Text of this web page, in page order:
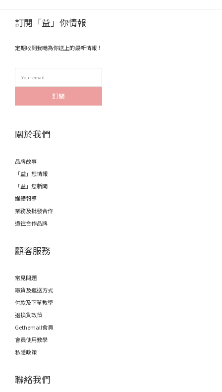
訂閱「益」你情報
定期收到我哋為你送上的最新情報！
訂閱
關於我們
品牌故事
「益」您情報
「益」您新聞
媒體報導
業務及批發合作
過往合作品牌
顧客服務
常見問題
取貨及運送方式
付款及下單教學
退換貨政策
Gethemall會員
會員使用教學
私隱政策
聯絡我們